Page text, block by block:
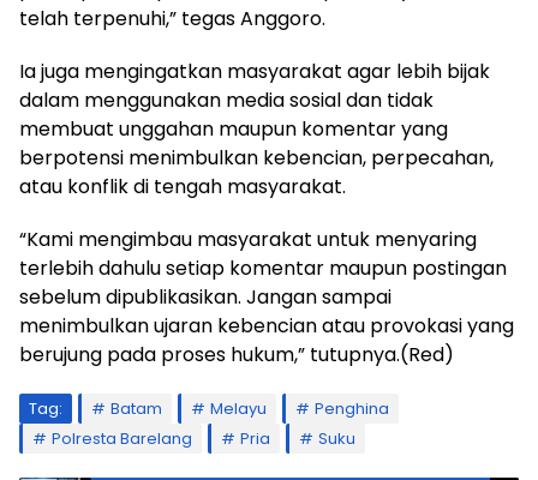
telah terpenuhi,” tegas Anggoro.
Ia juga mengingatkan masyarakat agar lebih bijak
dalam menggunakan media sosial dan tidak
membuat unggahan maupun komentar yang
berpotensi menimbulkan kebencian, perpecahan,
atau konflik di tengah masyarakat.
“Kami mengimbau masyarakat untuk menyaring
terlebih dahulu setiap komentar maupun postingan
sebelum dipublikasikan. Jangan sampai
menimbulkan ujaran kebencian atau provokasi yang
berujung pada proses hukum,” tutupnya.(Red)
Tag: Batam Melayu
Penghina
Polresta Barelang
Pria Suku